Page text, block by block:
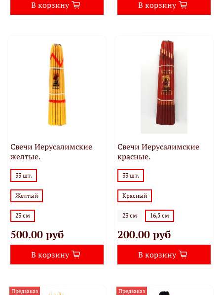
В корзину В корзину
Свечи Иерусалимские
желтые.
33 шт.
Желтый
23 см
500.00 руб
В корзину
Свечи Иерусалимские
красные.
33 шт.
Красный
23 см 16,5 см
200.00 руб
В корзину
Предзаказ Предзаказ